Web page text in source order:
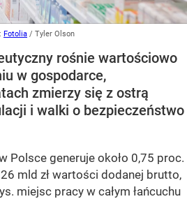
Fotolia / Tyler Olson
rośnie wartościowo
w gospodarce,
zmierzy się z ostrą
i walki o bezpieczeństwo
Polsce generuje około 0,75 proc.
mld zł wartości dodanej brutto,
miejsc pracy w całym łańcuchu